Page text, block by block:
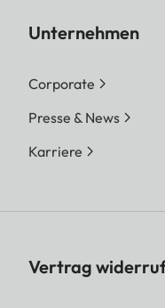
Unternehmen
Corporate
Presse & News
Karriere
Vertrag